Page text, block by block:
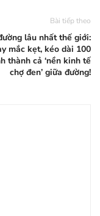
Bài tiếp theo
lâu nhất thế giới:
mắc kẹt, kéo dài 100
thành cả ‘nền kinh tế
chợ đen’ giữa đường!